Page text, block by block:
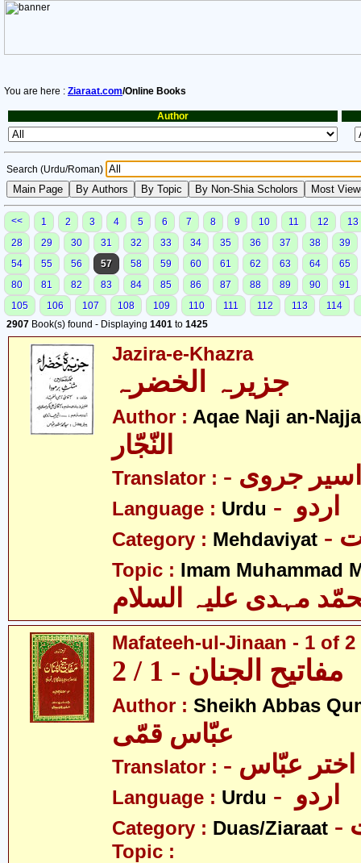
You are here : Ziaraat.com/Online Books
Author
Search (Urdu/Roman)
<< 1 2 3 4 5 6 7 8 9 10 11 12
13
28
29 30 31 32 33 34 35 36 37 38
39
54
55 56 57 58 59 60 61 62 63 64
65
80
81 82 83 84 85 86 87 88 89 90
91
105
106 107 108 109 110 111 112 113
114
2907 Book(s) found - Displaying 1401 to 1425
Jazira-e-Khazra
جزیرہ الخضرہ
Author : Aqae Naji an-
Translator : - اسیر جروی
Language : Urdu
Category : Mehdaviyat
Topic : Imam Muhammad
مہدی علیہ السلام
Mafateeh-ul-Jinaan - 1 of 2
مفاتیح الجنان - 1 / 2
Author : Sheikh Abbas
عبّاس قمّی
Translator : اختر عبّاس
Language : Urdu
Category : Duas/Ziaraat
Topic :